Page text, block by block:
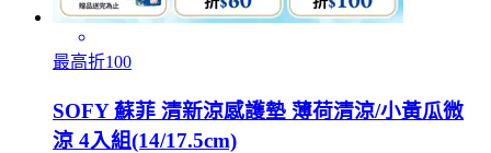
最高折100
SOFY 蘇菲 清新涼感護墊 薄荷清涼/小黃瓜微
涼 4入組(14/17.5cm)